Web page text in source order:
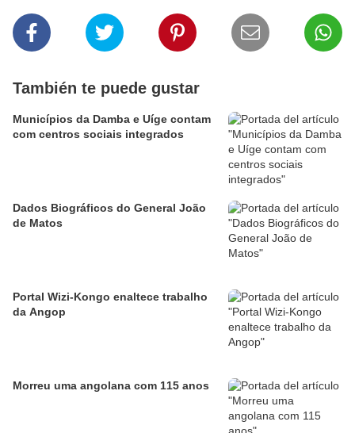
También te puede gustar
Municípios da Damba e Uíge contam
com centros sociais integrados
Dados Biográficos do General João
de Matos
Portal Wizi-Kongo enaltece trabalho
da Angop
Morreu uma angolana com 115 anos